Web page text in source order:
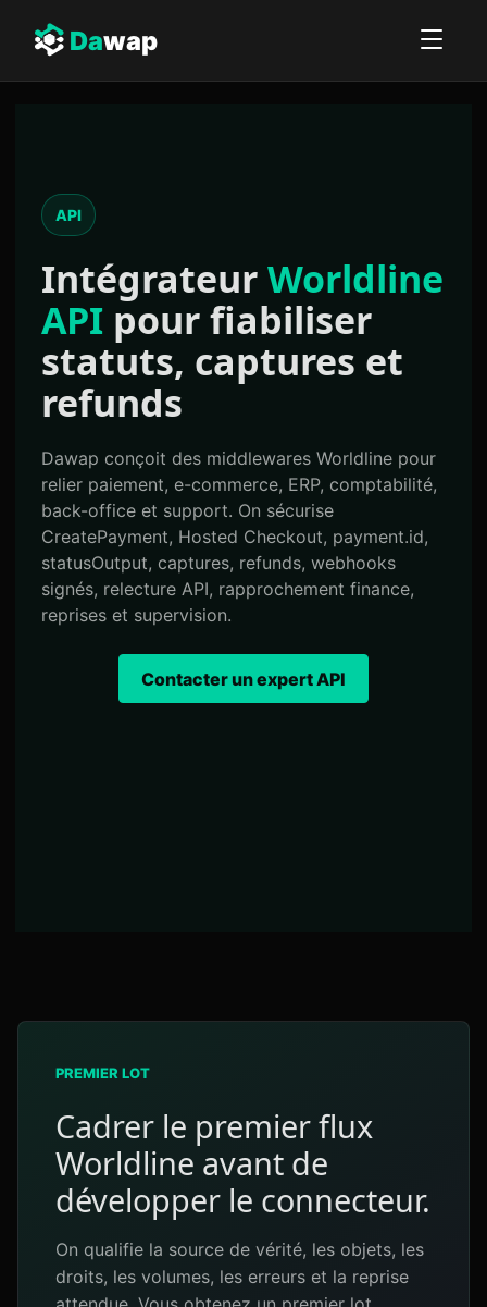
Dawap
API
IntégrateurWorldline
API pour fiabiliser
statuts, captures et
refunds
Dawap conçoit des middlewares Worldline pour
relier paiement, e-commerce, ERP, comptabilité,
back-office et support. On sécurise
CreatePayment, Hosted Checkout, payment.id,
statusOutput, captures, refunds, webhooks
signés, relecture API, rapprochement finance,
reprises et supervision.
Contacter un expert API
PREMIER LOT
Cadrer le premier flux
Worldline avant de
développer le connecteur.
On qualifie la source de vérité, les objets, les
droits, les volumes, les erreurs et la reprise